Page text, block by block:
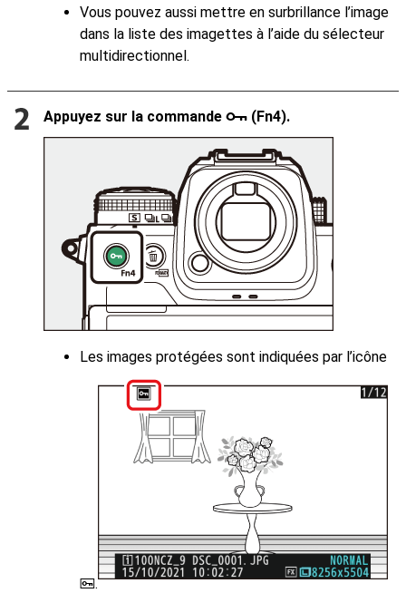
Vous pouvez aussi mettre en surbrillance l’image
dans la liste des imagettes à l’aide du sélecteur
multidirectionnel.
Appuyez sur la commande g (Fn4).
Les images protégées sont indiquées par l’icône
P.